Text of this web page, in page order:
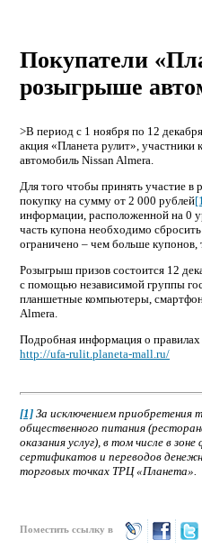
Покупатели
розыгрыше
>В период с 1 ноября по 12
акция «Планета рулит»,
автомобиль Nissan Almera.
Для того чтобы принять участие в
покупку на сумму от 2 000 рублей
информации, расположенной на 0
часть купона необходимо
ограничено – чем больше
Розыгрыш призов состоится 12
с помощью независимой группы
планшетные компьютеры,
Almera.
Подробная информация о правилах
http://ufa-rulit.planeta-mall.ru/
[1] За исключением приобретения
общественного питания
оказания услуг), в том числе в
сертификатов и переводов
торговых точках ТРЦ «Планета».
Поместить ссылку в